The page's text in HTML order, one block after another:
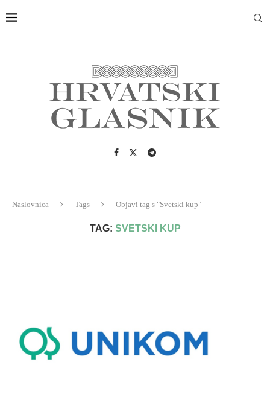
Naslovnica Tags Objavi tag s "Svetski kup"
TAG: SVETSKI KUP